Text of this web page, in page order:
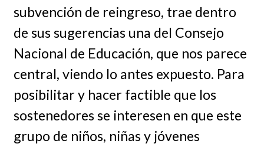
subvención de reingreso, trae dentro
de sus sugerencias una del Consejo
Nacional de Educación, que nos parece
central, viendo lo antes expuesto. Para
posibilitar y hacer factible que los
sostenedores se interesen en que este
grupo de niños, niñas y jóvenes